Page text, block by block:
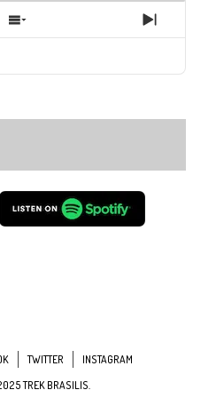
Show
Next
TWITTER
INSTAGRAM
TREK BRASILIS.